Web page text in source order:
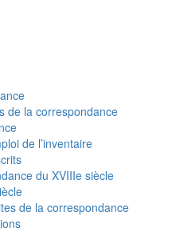
de la correspondance
de l’inventaire
du XVIIIe siècle
de la correspondance